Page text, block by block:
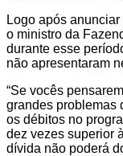
Logo após
o ministro da
durante esse
não apresentaram
“Se vocês
grandes problemas
os débitos no
dez vezes superior
dívida não poderá